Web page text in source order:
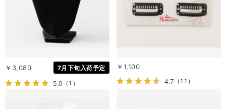
￥3,080 7月下旬入荷予定
5.0 （1）
￥1,100
4.7 （11）